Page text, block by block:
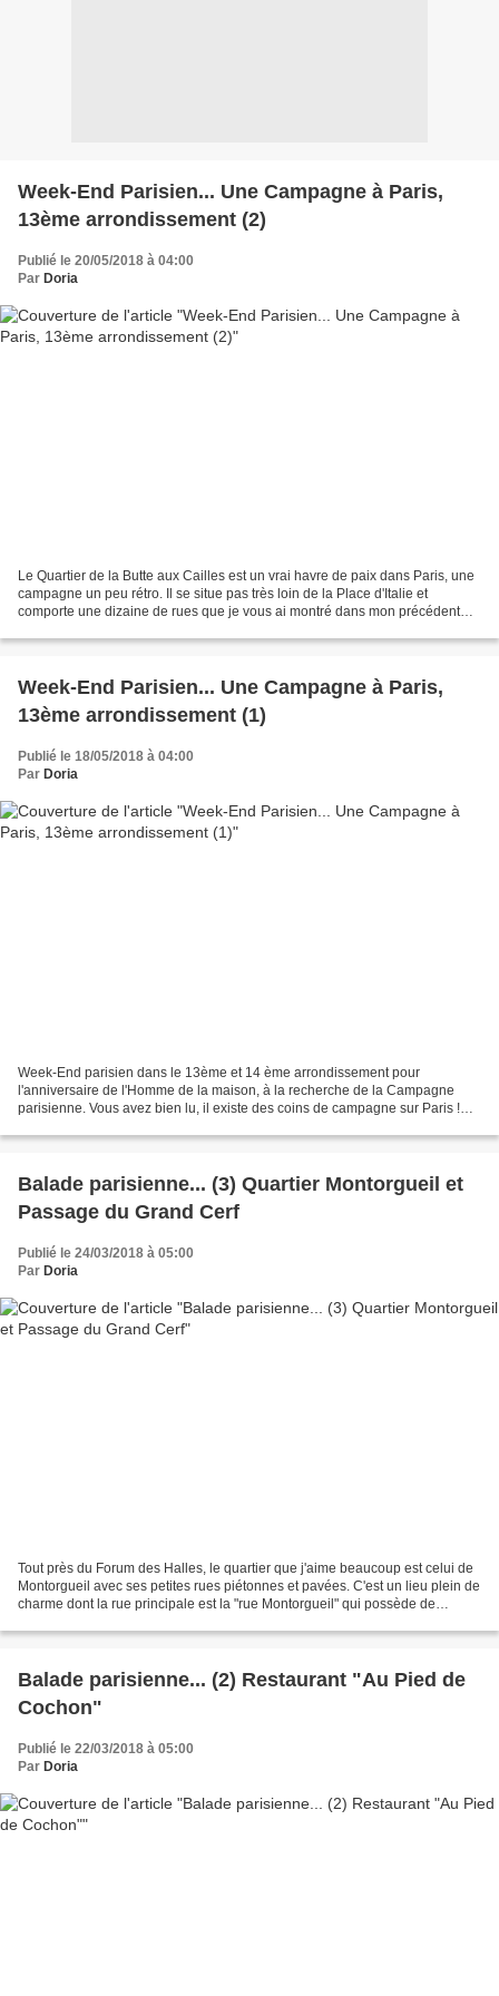
Week-End Parisien... Une Campagne à Paris,
13ème arrondissement (2)
Publié le 20/05/2018 à 04:00
Par Doria
Le Quartier de la Butte aux Cailles est un vrai havre de paix dans Paris, une
campagne un peu rétro. Il se situe pas très loin de la Place d'Italie et
comporte une dizaine de rues que je vous ai montré dans mon précédent
Week-End Parisien... Une Campagne à Paris,
13ème arrondissement (1)
Publié le 18/05/2018 à 04:00
Par Doria
Week-End parisien dans le 13ème et 14 ème arrondissement pour
l'anniversaire de l'Homme de la maison, à la recherche de la Campagne
parisienne. Vous avez bien lu, il existe des coins de campagne sur Paris !
Balade parisienne... (3) Quartier Montorgueil et
Passage du Grand Cerf
Publié le 24/03/2018 à 05:00
Par Doria
Tout près du Forum des Halles, le quartier que j'aime beaucoup est celui de
Montorgueil avec ses petites rues piétonnes et pavées. C'est un lieu plein de
charme dont la rue principale est la "rue Montorgueil" qui possède de
Balade parisienne... (2) Restaurant "Au Pied de
Cochon"
Publié le 22/03/2018 à 05:00
Par Doria